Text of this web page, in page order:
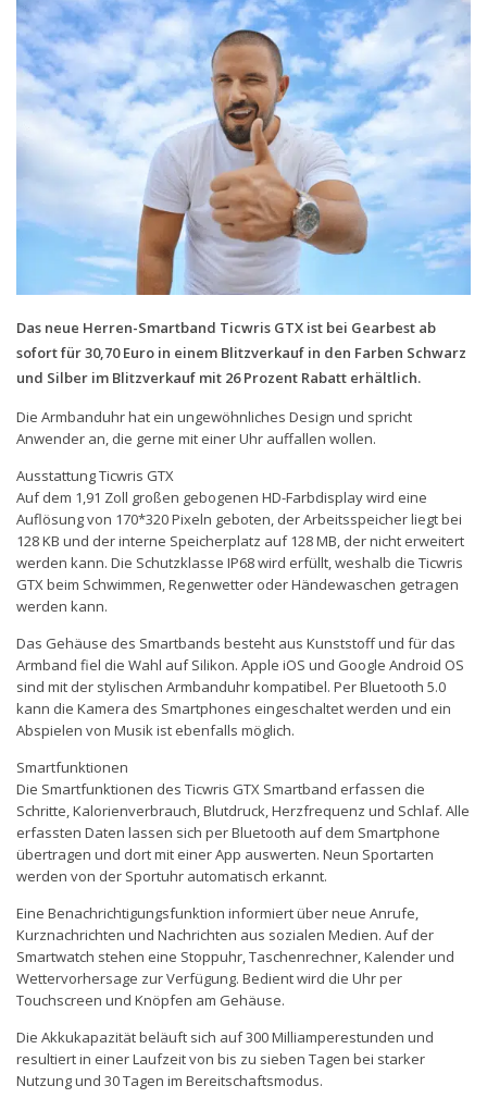
BASE
Smartphonetarife
Datentarife
o2
Smartphonetarife
Prepaid-Tarife
Datentarife
Flatrate-Prepaidtarife
Mobilfunk-Vergleichsrechner
Mobilfunk-Tarifrechner
Das neue Herren-Smartband Ticwris GTX ist bei Gearbest ab
sofort für 30,70 Euro in einem Blitzverkauf in den Farben Schwarz
und Silber im Blitzverkauf mit 26 Prozent Rabatt erhältlich.
Die Armbanduhr hat ein ungewöhnliches Design und spricht
Anwender an, die gerne mit einer Uhr auffallen wollen.
Ausstattung Ticwris GTX
Auf dem 1,91 Zoll großen gebogenen HD-Farbdisplay wird eine
Auflösung von 170*320 Pixeln geboten, der Arbeitsspeicher liegt bei
128 KB und der interne Speicherplatz auf 128 MB, der nicht erweitert
werden kann. Die Schutzklasse IP68 wird erfüllt, weshalb die Ticwris
GTX beim Schwimmen, Regenwetter oder Händewaschen getragen
werden kann.
Das Gehäuse des Smartbands besteht aus Kunststoff und für das
Armband fiel die Wahl auf Silikon. Apple iOS und Google Android OS
sind mit der stylischen Armbanduhr kompatibel. Per Bluetooth 5.0
kann die Kamera des Smartphones eingeschaltet werden und ein
Abspielen von Musik ist ebenfalls möglich.
Smartfunktionen
Die Smartfunktionen des Ticwris GTX Smartband erfassen die
Schritte, Kalorienverbrauch, Blutdruck, Herzfrequenz und Schlaf. Alle
erfassten Daten lassen sich per Bluetooth auf dem Smartphone
übertragen und dort mit einer App auswerten. Neun Sportarten
werden von der Sportuhr automatisch erkannt.
Eine Benachrichtigungsfunktion informiert über neue Anrufe,
Kurznachrichten und Nachrichten aus sozialen Medien. Auf der
Smartwatch stehen eine Stoppuhr, Taschenrechner, Kalender und
Wettervorhersage zur Verfügung. Bedient wird die Uhr per
Touchscreen und Knöpfen am Gehäuse.
Die Akkukapazität beläuft sich auf 300 Milliamperestunden und
resultiert in einer Laufzeit von bis zu sieben Tagen bei starker
Nutzung und 30 Tagen im Bereitschaftsmodus.